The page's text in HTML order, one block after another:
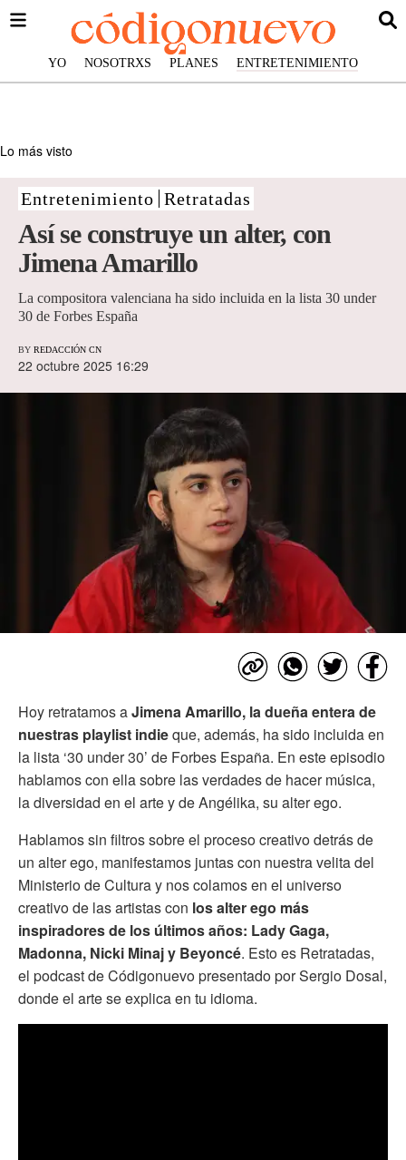
YO NOSOTRXS PLANES ENTRETENIMIENTO
Lo más visto
Entretenimiento Retratadas
Así se construye un alter, con
Jimena Amarillo
La compositora valenciana ha sido incluida en la lista 30 under
30 de Forbes España
BY REDACCIÓN CN
22 octubre 2025 16:29
Hoy retratamos aJimena Amarillo, la dueña entera de
nuestras playlist indieque, además, ha sido incluida en
la lista ‘30 under 30’ de Forbes España. En este episodio
hablamos con ella sobre las verdades de hacer música,
la diversidad en el arte y de Angélika, su alter ego.
Hablamos sin filtros sobre el proceso creativo detrás de
un alter ego, manifestamos juntas con nuestra velita del
Ministerio de Cultura y nos colamos en el universo
creativo de las artistas con los alter ego más
inspiradores de los últimos años: Lady Gaga,
Madonna, Nicki Minaj y Beyoncé. Esto es Retratadas,
el podcast de Códigonuevo presentado por Sergio Dosal,
donde el arte se explica en tu idioma.